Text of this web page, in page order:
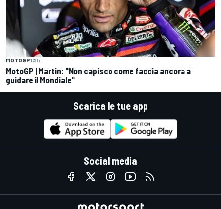
MOTOGP13 h
MotoGP | Martin: "Non capisco come faccia ancora a
guidare il Mondiale"
Scarica le tue app
Social media